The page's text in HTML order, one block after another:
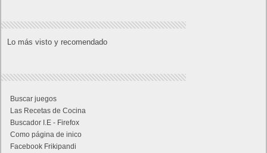
Lo más visto y recomendado
Buscar juegos
Las Recetas de Cocina
Buscador I.E - Firefox
Como página de inico
Facebook Frikipandi